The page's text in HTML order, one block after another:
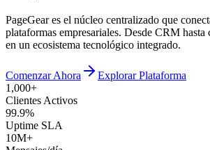
PageGear es el núcleo centralizado que
plataformas empresariales. Desde CRM
en un ecosistema tecnológico integrado.
Comenzar Ahora
Explorar Plataforma
1,000+
Clientes Activos
99.9%
Uptime SLA
10M+